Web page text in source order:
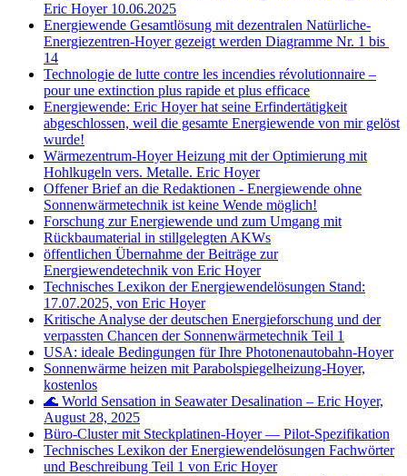
Eric Hoyer 10.06.2025
Energiewende Gesamtlösung mit dezentralen Natürliche-
Energiezentren-Hoyer gezeigt werden Diagramme Nr. 1 bis
14
Technologie de lutte contre les incendies révolutionnaire –
pour une extinction plus rapide et plus efficace
Energiewende: Eric Hoyer hat seine Erfindertätigkeit
abgeschlossen, weil die gesamte Energiewende von mir gelöst
wurde!
Wärmezentrum-Hoyer Heizung mit der Optimierung mit
Hohlkugeln vers. Metalle. Eric Hoyer
Offener Brief an die Redaktionen - Energiewende ohne
Sonnenwärmetechnik ist keine Wende möglich!
Forschung zur Energiewende und zum Umgang mit
Rückbaumaterial in stillgelegten AKWs
öffentlichen Übernahme der Beiträge zur
Energiewendetechnik von Eric Hoyer
Technisches Lexikon der Energiewendelösungen Stand:
17.07.2025, von Eric Hoyer
Kritische Analyse der deutschen Energieforschung und der
verpassten Chancen der Sonnenwärmetechnik Teil 1
USA: ideale Bedingungen für Ihre Photonenautobahn-Hoyer
Sonnenwärme heizen mit Parabolspiegelheizung-Hoyer,
kostenlos
🌊 World Sensation in Seawater Desalination – Eric Hoyer,
August 28, 2025
Büro‑Cluster mit Steckplatinen‑Hoyer — Pilot‑Spezifikation
Technisches Lexikon der Energiewendelösungen Fachwörter
und Beschreibung Teil 1 von Eric Hoyer